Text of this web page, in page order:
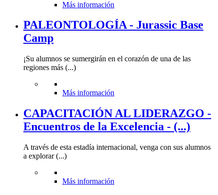
Más información
PALEONTOLOGÍA - Jurassic Base
Camp
¡Su alumnos se sumergirán en el corazón de una de las
regiones más (...)
Más información
CAPACITACIÓN AL LIDERAZGO -
Encuentros de la Excelencia - (...)
A través de esta estadía internacional, venga con sus alumnos
a explorar (...)
Más información